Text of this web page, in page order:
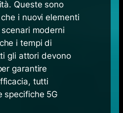
Queste sono
i nuovi elementi
moderni
i tempi di
gli attori devono
garantire
tutti
specifiche 5G